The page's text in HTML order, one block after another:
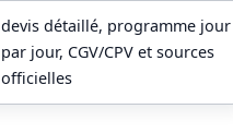
devis détaillé, programme jour
par jour, CGV/CPV et sources
officielles